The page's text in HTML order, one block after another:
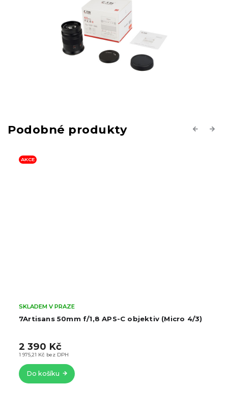
Previous
AKCE
7Artisans 50mm f/1,8 APS-C objektiv (Micro 4/3)
SKLADEM V PRAZE
1 975,21 Kč bez DPH
2 390 Kč
Do košíku
Next